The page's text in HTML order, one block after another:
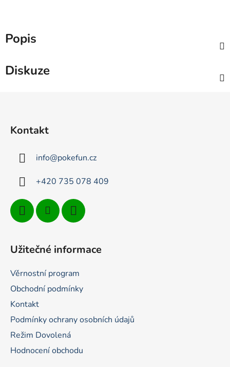
Popis
Diskuze
Kontakt
info@pokefun.cz
+420 735 078 409
Užitečné informace
Věrnostní program
Obchodní podmínky
Kontakt
Podmínky ochrany osobních údajů
Režim Dovolená
Hodnocení obchodu